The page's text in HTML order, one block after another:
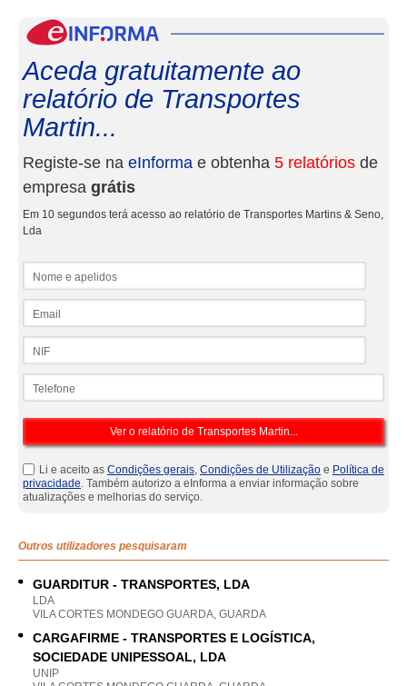
Aceda gratuitamente ao
relatório de Transportes
Martin...
Registe-se na eInforma e obtenha 5 relatórios de
empresa grátis
Em 10 segundos terá acesso ao relatório de Transportes Martins & Seno,
Lda
Li e aceito as Condições gerais, Condições de Utilização e Política de
privacidade. Também autorizo a eInforma a enviar informação sobre
atualizações e melhorias do serviço.
Outros utilizadores pesquisaram
GUARDITUR - TRANSPORTES, LDA
LDA
VILA CORTES MONDEGO GUARDA, GUARDA
CARGAFIRME - TRANSPORTES E LOGÍSTICA,
SOCIEDADE UNIPESSOAL, LDA
UNIP